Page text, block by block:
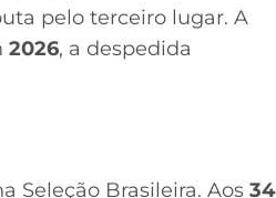
pelo terceiro lugar. A
2026, a despedida
Seleção Brasileira. Aos 34